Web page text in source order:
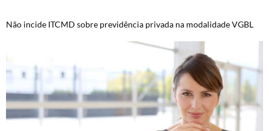
Não incide ITCMD sobre previdência privada na modalidade VGBL